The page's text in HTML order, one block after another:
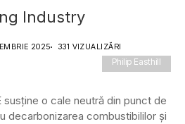
Industry
2025 331 VIZUALIZĂRI
Philip Easthill
susține o cale neutră din punct de
decarbonizarea combustibililor și